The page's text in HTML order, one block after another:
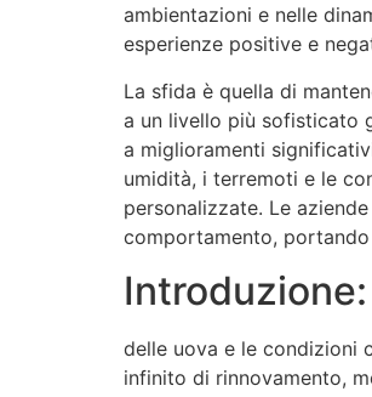
ambientazioni e nelle
esperienze positive e
La sfida è quella di
a un livello più sofisticato
a miglioramenti
umidità, i terremoti e le
personalizzate. Le
comportamento, portando
delle uova e le condizioni
infinito di rinnovamento,